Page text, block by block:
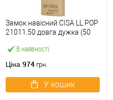
В наявності
Замок навісний CISA LL POP
21011.50 довга дужка (50
Ціна 974 грн.
У кошик